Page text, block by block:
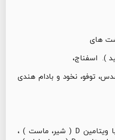
های
). اسفناج،
توفو، نخود و بادام هندی
محصولات لبنی غنی شده با ویتامین D ( شیر، ماست ) ،